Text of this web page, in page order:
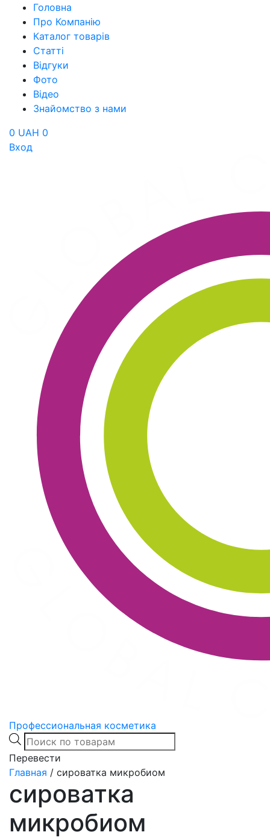
Головна
Про Компанію
Каталог товарів
Статті
Відгуки
Фото
Відео
Знайомство з нами
0 UAH 0
Вход
Профессиональная косметика
Products
search
Перевести
Главная / сироватка микробиом
сироватка
микробиом